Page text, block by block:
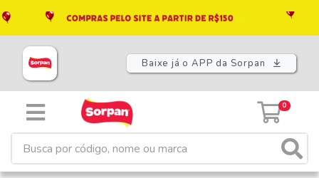
Baixe já o APP da Sorpan
0